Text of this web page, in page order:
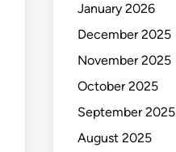
January 2026
December 2025
November 2025
October 2025
September 2025
August 2025